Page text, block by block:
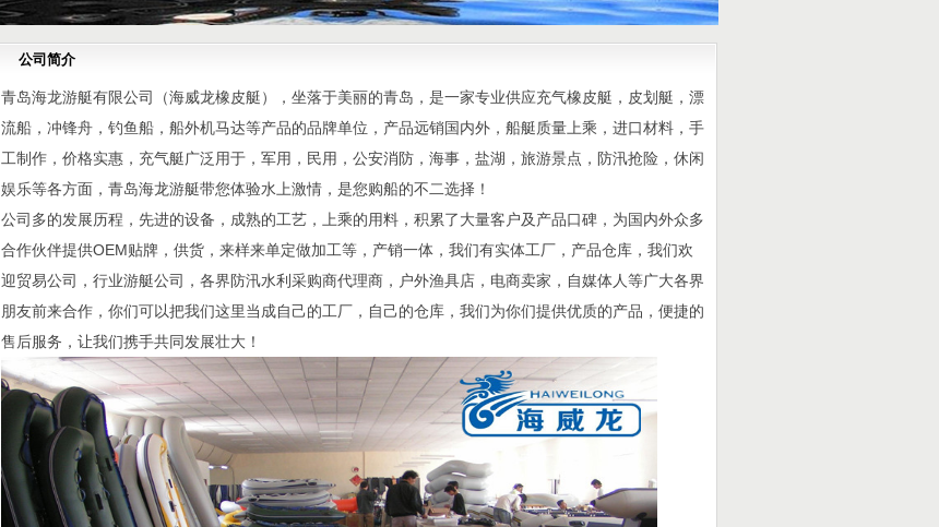
公司简介
青岛海龙游艇有限公司（海威龙橡皮艇），坐落于美丽的青岛，是一家专业供应充气橡皮艇，皮划艇，漂
流船，冲锋舟，钓鱼船，船外机马达等产品的品牌单位，产品远销国内外，船艇质量上乘，进口材料，手
工制作，价格实惠，充气艇广泛用于，军用，民用，公安消防，海事，盐湖，旅游景点，防汛抢险，休闲
娱乐等各方面，青岛海龙游艇带您体验水上激情，是您购船的不二选择！
公司多的发展历程，先进的设备，成熟的工艺，上乘的用料，积累了大量客户及产品口碑，为国内外众多
合作伙伴提供OEM贴牌，供货，来样来单定做加工等，产销一体，我们有实体工厂，产品仓库，我们欢
迎贸易公司，行业游艇公司，各界防汛水利采购商代理商，户外渔具店，电商卖家，自媒体人等广大各界
朋友前来合作，你们可以把我们这里当成自己的工厂，自己的仓库，我们为你们提供优质的产品，便捷的
售后服务，让我们携手共同发展壮大！